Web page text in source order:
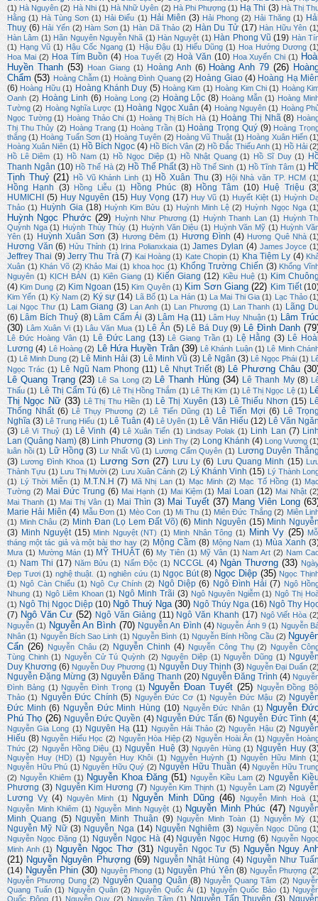
(1) Hà Nguyên (2) Hà Nhi (1) Hà Nhữ Uyên (2) Hà Phi Phượng (1) Hạ Thi (3) Hà Thị
Hằng (1) Hà Tùng Sơn (1) Hải Điểu (1) Hải Miên (3) Hải Phong (2) Hải Thăng (1)
Thuỵ (6) Hải Yến (2) Hàm Sơn (1) Hàn Dã Thảo (2) Hàn Du Tử (17) Hàn Hữu Yên
Hàn Lâm (1) Hãn Nguyên Nguyễn Nhã (1) Hàn Nguyệt (1) Hàn Phong Vũ (19) Hàn
(1) Hạng Vũ (1) Hậu Cốc Ngang (1) Hậu Đậu (1) Hiếu Dũng (1) Hoa Hướng Dương
Hoa Mai (2) Hoa Tím Buồn (4) Hoa Tuyết (2) Hoà Văn (10) Hoa Xuyến Chi (1)
Huyền Thanh (53) Hoan Giang (1) Hoàng Anh (6) Hoàng Anh 79 (26)
Chẩm (53) Hoàng Chẫm (1) Hoàng Đình Quang (2) Hoàng Giao (4) Hoàng Hạ
(6) Hoàng Hữu (1) Hoàng Khánh Duy (5) Hoàng Kim (1) Hoàng Kim Chi (1) Hoàng
Oanh (2) Hoàng Linh (6) Hoàng Long (2) Hoàng Lộc (8) Hoàng Mẫn (1) Hoàng
Tường (2) Hoàng Nghĩa Lược (1) Hoàng Ngọc Xuân (4) Hoàng Nguyên (1) Hoàng
Ngọc Tường (1) Hoàng Thảo Chi (1) Hoàng Thị Bích Hà (1) Hoàng Thị Nhã (8)
Thị Thu Thủy (2) Hoàng Trang (1) Hoàng Trần (1) Hoàng Trọng Quý (9) Hoàng
thắng (1) Hoàng Tuấn Sơn (1) Hoàng Tuyên (2) Hoàng Vũ Thuật (1) Hoàng Xuân Hiến
Hoàng Xuân Niên (1) Hồ Bích Ngọc (4) Hồ Bích Vân (2) Hồ Đắc Thiếu Anh (1) Hồ Hải
Hồ Lê Diêm (1) Hồ Nam (1) Hồ Ngọc Diệp (1) Hồ Nhật Quang (1) Hồ Sĩ Duy (1)
Thanh Ngân (10) Hồ Thế Hà (2) Hồ Thế Phất (3) Hồ Thế Sinh (1) Hồ Tĩnh Tâm (1)
Tịnh Thuỷ (21) Hồ Vũ Khánh Linh (1) Hồ Xuân Thu (3) Hội Nhà văn TP. HCM
Hồng Hạnh (3) Hồng Liễu (1) Hồng Phúc (8) Hồng Tâm (10) Huệ Triệu
HUMICHI
(5) Huy Nguyên (15) Huy Vọng (17) Huy Vũ (1) Huyết Kiệt (1) Huỳnh
Thảo (1) Huỳnh Gia (18) Huỳnh Kim Bửu (1) Huỳnh Minh Lệ (2) Huỳnh Ngọc Nga
Huỳnh Ngọc Phước (29) Huỳnh Như Phương (1) Huỳnh Thanh Lan (1)
Huỳnh
Quỳnh Nga (1) Huỳnh Thúy Thúy (1) Huỳnh Văn Diệu (1) Huỳnh Văn Mỹ (1) Huỳnh
Yên (1) Huỳnh Xuân Sơn (3) Hương Đêm (1) Hương Đình (4) Hương Quê Nhà
Hương Văn (6) Hửu Thỉnh (1) Irina Polianxkaia (1) James Dylan (4) James Joyce
Jeffrey Thai (9) Jerry Thu Trà (7) Kai Hoàng (1) Kate Chopin (1) Kha Tiệm Ly (4)
Xuân (1) Khán Võ (2) Khảo Mai (1) khoa học (1) Khổng Trường Chiến (3) Khổng
Nguyên (1) KỊCH BẢN (1) Kiên Giang (1) Kiến Giang (12) Kiều Huệ (1) Kim
(4) Kim Dung (2) Kim Ngoan (15) Kim Quyên (1) Kim Sơn Giang (22) Kim Tiết
Kim Yến (1) Kỳ Nam (2) Ký sự (14) Lã Bố (1) La Hán (1) La Mai Thi Gia (1) Lạc Thảo
Lại Ngọc Thư (1) Lam Giang (3) Lan Anh (1) Lan Phương (1) Lan Thanh (1) Lãng
(6) Lâm Bích Thuỷ (8) Lâm Cẩm Ái (3) Lâm Hạ (11) Lâm Huy Nhuận (1) Lâm
(30) Lâm Xuân Vi (1) Lâu Văn Mua (1) Lê Ân (5) Lê Bá Duy (9) Lê Đình Danh
Lê Đức Hoàng Vân (1) Lê Đức Lang (13) Lê Giang Trần (1) Lệ Hằng (3) Lê
Lương (4) Lê Hoàng (2) Lê Hứa Huyền Trân (39) Lê Khánh Luận (1) Lê Minh
(1) Lê Minh Dung (2) Lê Minh Hải (3) Lê Minh Vũ (3) Lê Ngân (3) Lê Ngọc Phái (1)
Ngọc Trác (1) Lê Ngũ Nam Phong (11) Lê Nhựt Triết (8) Lê Phương Châu
Lê Quang Trạng (23) Lê Sa Long (2) Lê Thanh Hùng (34) Lê Thanh My (8)
Thấu (1) Lê Thị Cẩm Tú (6) Lê Thị Hồng Thắm (1) Lê Thị Kim (1) Lê Thị Ngọc Lệ (1)
Thị Ngọc Nữ (33) Lê Thị Thu Hiền (1) Lê Thị Xuyên (13) Lê Thiếu Nhơn (15)
Thống Nhất (6) Lê Thụy Phương (2) Lê Tiến Dũng (1) Lê Tiến Mợi (6) Lê
Nghĩa (3) Lê Trung Hiếu (1) Lê Tuân (4) Lê Uyên (1) Lê Văn Hiếu (12) Lê Văn
(3) Lê Vi Thuỷ (1) Lê Vinh (4) Lê Xuân Tiến (1) Lindsay Polak (1) Linh Lan (7)
Lan (Quảng Nam) (8) Linh Phương (3) Linh Thy (2) Long Khánh (4) Long Vương
luân hồi (1) Lữ Hồng (3) Lư Nhất Vũ (1) Lương Cẩm Quyên (1) Lương Duyên
(3) Lương Đình Khoa (1) Lương Sơn (27) Lưu Ly (6) Lưu Quang Minh (15)
Thành Tựu (1) Lưu Thị Mười (2) Lưu Xuân Cảnh (2) Lý Khánh Vinh (15) Lý Thành
(1)
Lý Thời Miễn (1) M.T.N.H (7) Mã Nhị Lan (1) Mạc Minh (2) Mạc Tố Hồng (1)
Tường (2) Mai Đức Trung (6) Mai Hạnh (1) Mai Kiệm (1) Mai Loan (12) Mai Nhật
Mai Thanh (1) Mai Thị Vân (1) Mai Thìn (3) Mai Tuyết (37) Mang Viên Long
Marie Hải Miên (4) Mẫu Đơn (1) Mèo Con (1) Mi Thu (1) Miên Đức Thắng (2) Miên
(1) Minh Châu (2) Minh Đan (Lọ Lem Đất Võ) (6) Minh Nguyên (15) Minh
(3) Minh Nguyệt (15) Minh Nguyệt (NT) (1) Minh Nhân Tông (1) Minh Vy (25)
tháng một tác giả và một bài thơ hay (2) Mộng Cầm (8) Mộng Nam (1) Mùa Xanh
Mưa (1) Mường Mán (1) MỸ THUẬT (6) My Tiên (1) Mỹ Vân (1) Nam Art (2) Nam
(1) Nam Thi (17) Năm Bửu (1) Nấm Độc (1) NCCGL (4) Ngàn Thương (33)
Đẹp Tươi (1) nghệ thuật. (1) nghiên cứu (1) Ngọc Bút (8) Ngọc Diệp (35) Ngọc
(1) Ngô Càn Chiểu (1) Ngô Cự Chính (2) Ngô Diệp (6) Ngô Đình Hải (7) Ngô
Nhung (1) Ngô Liêm Khoan (1) Ngô Minh Trãi (3) Ngô Nguyên Ngiễm (1) Ngô Thị
(1) Ngô Thị Ngọc Diệp (10) Ngô Thuý Nga (30) Ngô Thúy Nga (16) Ngô Thy
(7) Ngô Văn Cư (52) Ngô Văn Giảng (11) Ngô Văn Khanh (17) Ngô Viết Hòa
Nguyễn (1) Nguyễn An Bình (70) Nguyễn An Đình (4) Nguyễn Ánh 9 (1) Nguyễn
Nhân (1) Nguyễn Bích Sao Linh (1) Nguyễn Bình (1) Nguyễn Bính Hồng Cầu (2)
Cẩn (26) Nguyễn Châu (2) Nguyễn Chinh (4) Nguyễn Công Thụ (2) Nguyễn
Tùng Chinh (1) Nguyễn Cử Tú Quỳnh (2) Nguyên Diệp (1) Nguyễn Dũng (1)
Duy Khương (6) Nguyễn Duy Phương (1) Nguyễn Duy Thịnh (3) Nguyễn Đại Duẩn
Nguyễn Đặng Mừng (3) Nguyễn Đăng Thanh (20) Nguyễn Đăng Trình (4)
Đình Bảng (1) Nguyễn Đình Trọng (1) Nguyễn Đoan Tuyết (25)
Nguyễn Đồng
Thảo (1) Nguyễn Đức Chính (5) Nguyễn Đức Cơ (1) Nguyễn Đức Mậu (2)
Đức Minh (6) Nguyễn Đức Minh Hùng (10) Nguyễn Đức Nhân (1) Nguyễn
Phú Thọ (26) Nguyễn Đức Quyền (4) Nguyễn Đức Tấn (6) Nguyễn Đức Tình
Nguyễn Gia Long (1) Nguyên Hạ (11) Nguyễn Hải Thảo (2) Nguyễn Hậu (2)
Hiếu (8) Nguyễn Hiếu Học (2) Nguyễn Hòa Hiệp (2) Nguyễn Hoài Ân (1) Nguyễn
Thức (2) Nguyễn Hồng Diệu (1) Nguyễn Huệ (3) Nguyên Hùng (1) Nguyễn Huy
Nguyễn Huy (HD) (1) Nguyễn Huy Khôi (1) Nguyễn Huỳnh (1) Nguyễn Hữu Minh
Nguyễn Hữu Phú (1) Nguyễn Hữu Quý (2) Nguyễn Hữu Thuần (4) Nguyễn Hữu
(2) Nguyễn Khiêm (1) Nguyễn Khoa Đăng (51) Nguyễn Kiều Lam (2) Nguyễn
Phương (3) Nguyễn Kim Hương (7) Nguyễn Kim Thịnh (1) Nguyễn Lam (2)
Lương Vỵ (4) Nguyên Minh (1) Nguyễn Minh Dũng (46) Nguyễn Minh Hoà
Nguyễn Minh Khiêm (1) Nguyễn Minh Nguyệt (1) Nguyễn Minh Phúc (47)
Minh Quang (5) Nguyễn Minh Thuận (9) Nguyễn Minh Toàn (1) Nguyễn Mỳ
Nguyễn Mỹ Nữ (3) Nguyễn Nga (14) Nguyễn Nghiêm (3) Nguyễn Ngọc Dũng
Nguyễn Ngọc Đặng (1) Nguyễn Ngọc Hà (4) Nguyễn Ngọc Hưng (6) Nguyễn
Minh Anh (1) Nguyễn Ngọc Thơ (31) Nguyễn Ngọc Tư (5) Nguyễn Nguy
(21) Nguyễn Nguyên Phượng (69) Nguyễn Nhật Hùng (4) Nguyễn Như
(14) Nguyễn Phin (30) Nguyên Phong (1) Nguyễn Phú Yên (8) Nguyễn Phượng
Nguyễn Phương Dung (2) Nguyễn Quang Quân (8) Nguyễn Quang Tâm (2)
Quang Tuấn (1) Nguyễn Quân (2) Nguyễn Quốc Ái (1) Nguyễn Quốc Bảo (1)
Quốc Đông (1) Nguyễn Quy (2) Nguyên Tâm (1)